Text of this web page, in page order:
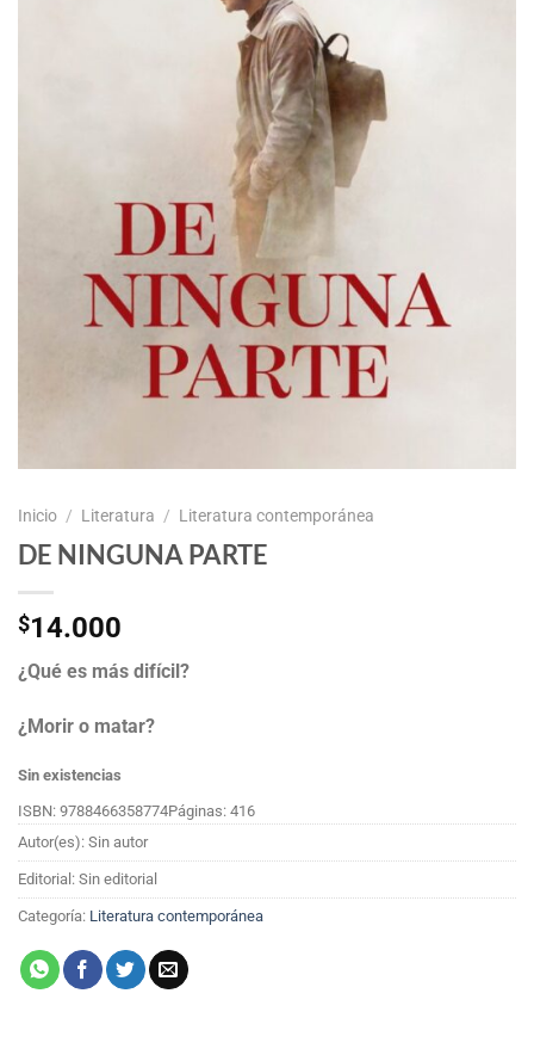
Inicio / Literatura / Literatura contemporánea
DE NINGUNA PARTE
$14.000
¿Qué es más difícil?
¿Morir o matar?
Sin existencias
ISBN: 9788466358774Páginas: 416
Autor(es): Sin autor
Editorial: Sin editorial
Categoría: Literatura contemporánea